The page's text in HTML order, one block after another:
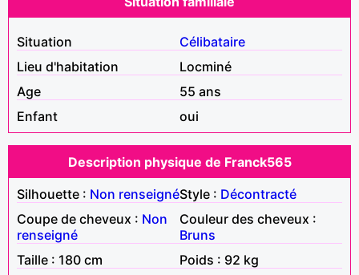
Situation
Célibataire
Lieu d'habitation
Locminé
Age
55 ans
Enfant
oui
Description physique de Franck565
Silhouette : Non renseignéStyle : Décontracté
Coupe de cheveux : Non
renseigné
Couleur des cheveux :
Bruns
Taille : 180 cm
Poids : 92 kg